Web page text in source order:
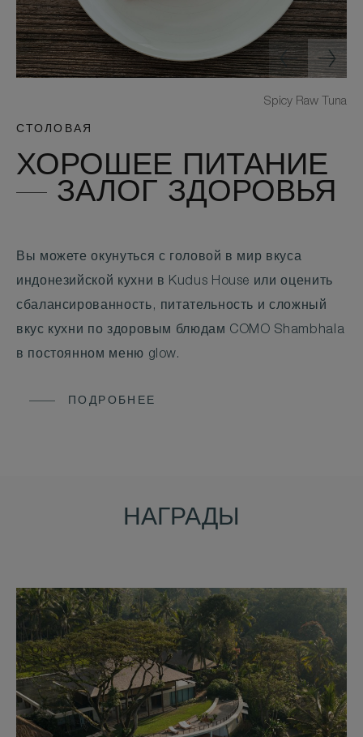
СТОЛОВАЯ
ХОРОШЕЕ ПИТАНИЕ
— ЗАЛОГ ЗДОРОВЬЯ
Вы можете окунуться с головой в мир вкуса
индонезийской кухни в Kudus House или оценить
сбалансированность, питательность и сложный
вкус кухни по здоровым блюдам COMO Shambhala
в постоянном меню glow.
ПОДРОБНЕЕ
Spicy Raw Tuna
НАГРАДЫ